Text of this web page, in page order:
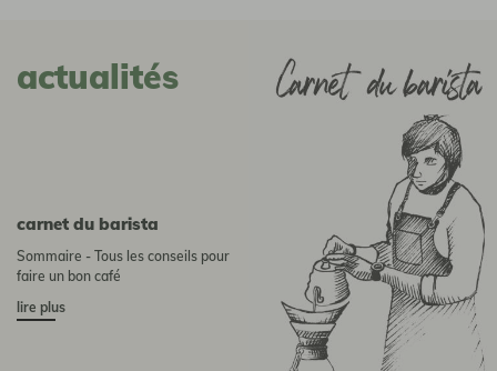
actualités
Carnet du barista
Sommaire - Tous les conseils pour
faire un bon café
lire plus